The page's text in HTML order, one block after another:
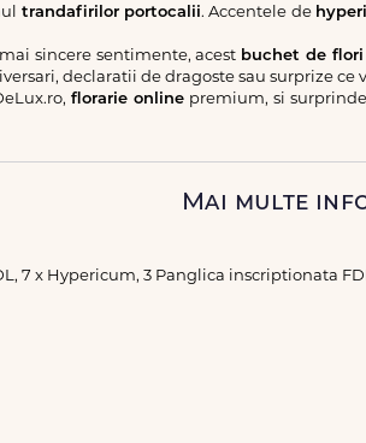
trandafirilor portocalii. Accentele de
sincere sentimente, acest buchet de
declaratii de dragoste sau surprize ce
florarie onlinepremium, si
Mai multe
7 x Hypericum, 3 Panglica inscriptionata